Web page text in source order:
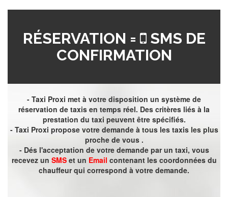
RÉSERVATION =
SMS DE
CONFIRMATION
- Taxi Proxi met à votre disposition un système de
réservation de taxis en temps réel. Des critères liés à la
prestation du taxi peuvent être spécifiés.
- Taxi Proxi propose votre demande à tous les taxis les plus
proche de vous .
- Dés l'acceptation de votre demande par un taxi, vous
recevez un SMSet un Email contenant les coordonnées du
chauffeur qui correspond à votre demande.